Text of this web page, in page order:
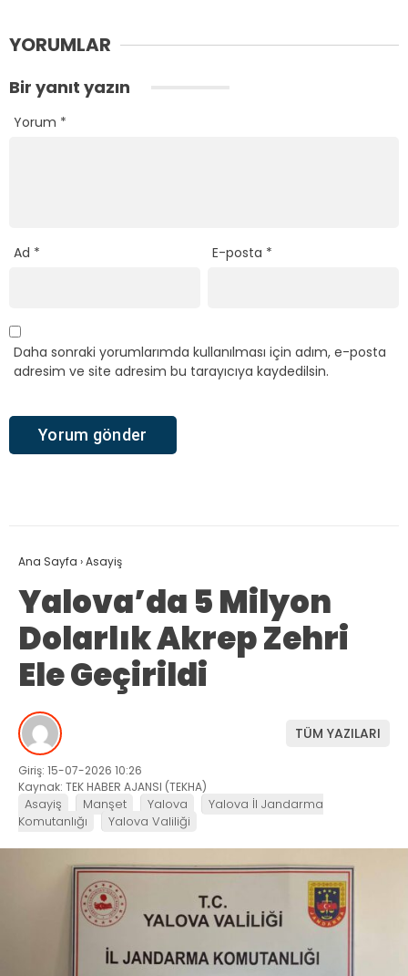
YORUMLAR
Bir yanıt yazın
Yorum *
Ad * E-posta *
Daha sonraki yorumlarımda kullanılması için adım, e-posta
adresim ve site adresim bu tarayıcıya kaydedilsin.
Ana Sayfa ›Asayiş
Yalova’da 5 Milyon
Dolarlık Akrep Zehri
Ele Geçirildi
TÜM YAZILARI
Giriş: 15-07-2026 10:26
Kaynak: TEK HABER AJANSI (TEKHA)
Asayiş Manşet Yalova
Yalova İl Jandarma
Komutanlığı
Yalova Valiliği